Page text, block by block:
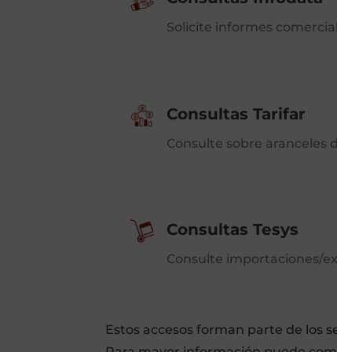
Solicite informes
Consultas Tarifar
Consulte sobre aranceles
Consultas Tesys
Consulte importaciones/
Estos accesos forman parte de los